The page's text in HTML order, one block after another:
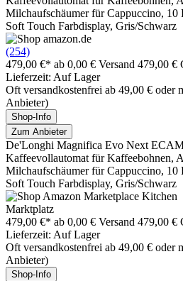
Milchaufschäumer für Cappuccino, 10
Soft Touch Farbdisplay, Gris/Schwarz
(254)
479,00 €* ab 0,00 € Versand 479,00 €
Lieferzeit: Auf Lager
Oft versandkostenfrei ab 49,00 € oder
Anbieter)
Shop-Info
Zum Anbieter
De'Longhi Magnifica Evo Next
Kaffeevollautomat für Kaffeebohnen,
Milchaufschäumer für Cappuccino, 10
Soft Touch Farbdisplay, Gris/Schwarz
Marktplatz
479,00 €* ab 0,00 € Versand 479,00 €
Lieferzeit: Auf Lager
Oft versandkostenfrei ab 49,00 € oder
Anbieter)
Shop-Info